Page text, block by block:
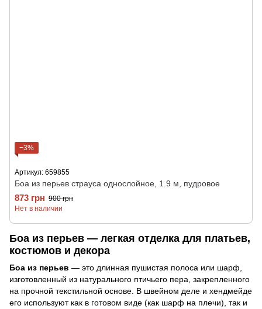
−3%
Артикул: 659855
Боа из перьев страуса однослойное, 1.9 м, пудровое
873 грн 900 грн
Нет в наличии
Боа из перьев — легкая отделка для платьев,
костюмов и декора
Боа из перьев — это длинная пушистая полоса или шарф,
изготовленный из натурального птичьего пера, закрепленного
на прочной текстильной основе. В швейном деле и хендмейде
его используют как в готовом виде (как шарф на плечи), так и